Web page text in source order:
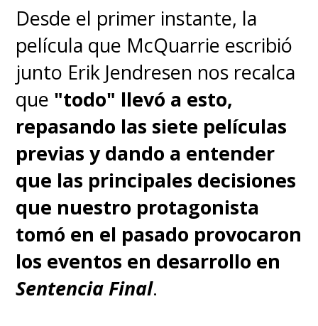
Desde el primer instante, la
película que McQuarrie escribió
junto Erik Jendresen nos recalca
que "todo" llevó a esto,
repasando las siete películas
previas y dando a entender
que las principales decisiones
que nuestro protagonista
tomó en el pasado provocaron
los eventos en desarrollo en
Sentencia Final.